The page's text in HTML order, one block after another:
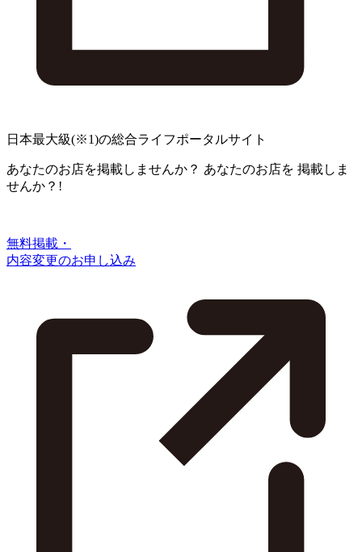
日本最大級(※1)の総合ライフポータルサイト
あなたのお店を掲載しませんか？ あなたのお店を 掲載しま
せんか？!
無料掲載・
内容変更のお申し込み